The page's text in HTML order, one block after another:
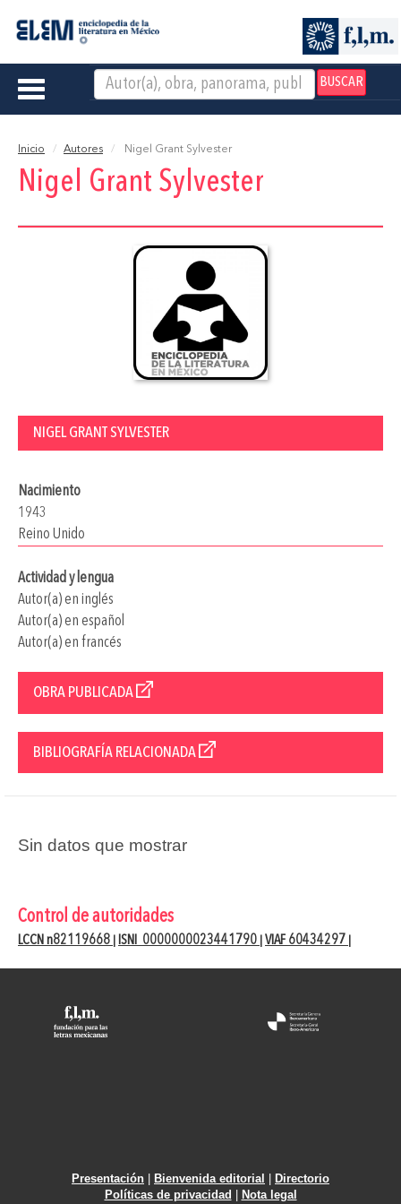
BUSCAR
Toggle
Inicio Autores Nigel Grant Sylvester
Nigel Grant Sylvester
NIGEL GRANT SYLVESTER
Nacimiento
1943
Reino Unido
Actividad y lengua
Autor(a) en inglés
Autor(a) en español
Autor(a) en francés
OBRA PUBLICADA
BIBLIOGRAFÍA RELACIONADA
Sin datos que mostrar
Control de autoridades
LCCN n82119668 ISNI 0000000023441790 VIAF 60434297
Presentación Bienvenida editorial
Directorio
Políticas de privacidad
Nota legal